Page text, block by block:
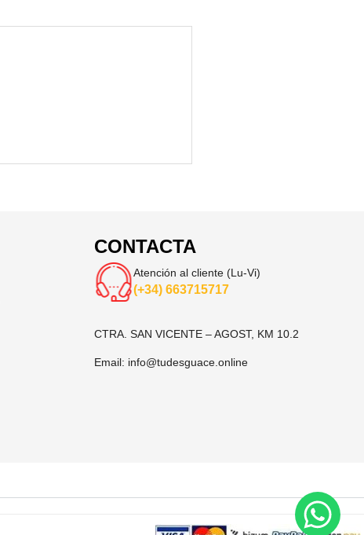
CONTACTA
Atención al cliente (Lu-Vi)
(+34) 663715717
CTRA. SAN VICENTE – AGOST, KM 10.2
Email: info@tudesguace.online